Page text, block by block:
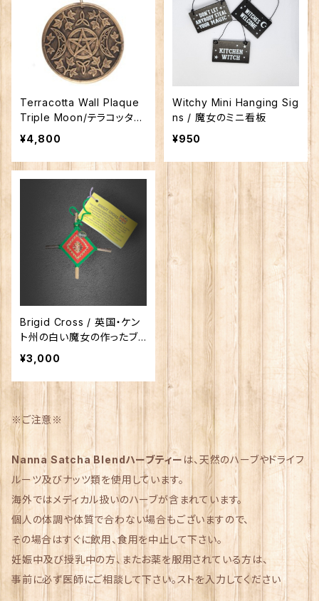
Terracotta Wall Plaque
Triple Moon/テラコッタ壁
飾り トリプル・ムーン（三
相の月）
¥4,800
Witchy Mini Hanging Sig
ns / 魔女のミニ看板
¥950
Brigid Cross / 英国・ケン
ト州の白い魔女の作ったブリ
ギッド・クロス
¥3,000
※ご注意※
Nanna Satcha Blendハーブティー は、天然のハーブやドライフ
ルーツ及びナッツ類を使用しています。
海外ではメディカル扱いのハーブが含まれています。
個人の体調や体質で合わない場合もございますので、
その場合はすぐに飲用、食用を中止して下さい。
妊娠中及び授乳中の方、またお薬を服用されている方は、
事前に必ず医師にご相談して下さい。ストを入力してください